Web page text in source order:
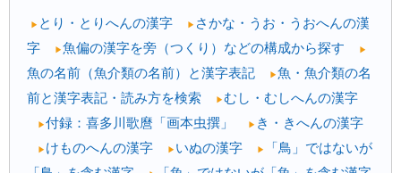
▶ とり・とりへんの漢字 ▶ さかな・うお・うおへんの漢
字
▶魚偏の漢字を旁（つくり）などの構成から探す ▶
魚の名前（魚介類の名前）と漢字表記 ▶魚・魚介類の名
前と漢字表記・読み方を検索
▶むし・むしへんの漢字
▶付録：喜多川歌麿「画本虫撰」 ▶ き・きへんの漢字
▶ けものへんの漢字 ▶ いぬの漢字 ▶
「鳥」ではないが